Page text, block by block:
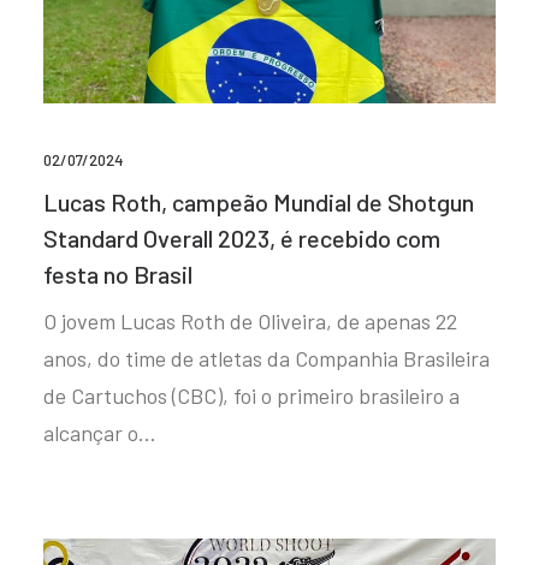
02/07/2024
Lucas Roth, campeão Mundial de Shotgun
Standard Overall 2023, é recebido com
festa no Brasil
O jovem Lucas Roth de Oliveira, de apenas 22
anos, do time de atletas da Companhia Brasileira
de Cartuchos (CBC), foi o primeiro brasileiro a
alcançar o…